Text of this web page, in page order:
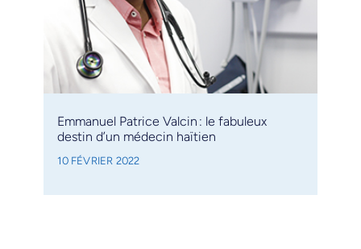
Emmanuel Patrice Valcin : le fabuleux
destin d’un médecin haïtien
10 FÉVRIER 2022